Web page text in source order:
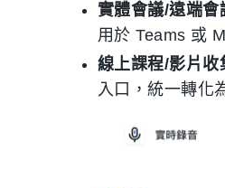
實體會議/遠端會
用於 Teams 或
線上課程/影片收
入口，統一轉化